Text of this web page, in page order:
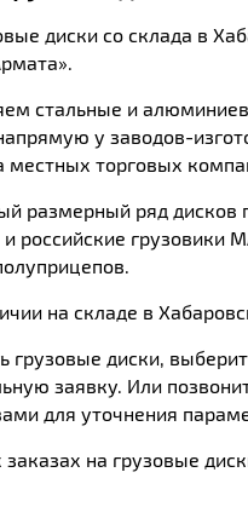
диски со склада в
стальные и
у заводов-
местных торговых
размерный ряд дисков
и российские грузовики
на складе в
грузовые диски,
заявку. Или
для уточнения
на грузовые